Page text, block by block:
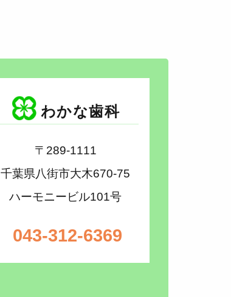
わかな歯科
〒289-1111
千葉県八街市大木670-75
ハーモニービル101号
043-312-6369